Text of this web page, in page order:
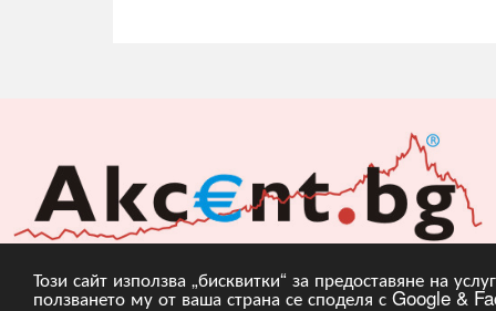
Този сайт използва „бисквитки“ за предоставяне на
ползването му от ваша страна се споделя с Google &